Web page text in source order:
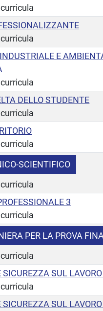
E
DELLO STUDENTE
SCIENTIFICO
3
PER LA PROVA
SICUREZZA SUL LAVORO
SICUREZZA SUL